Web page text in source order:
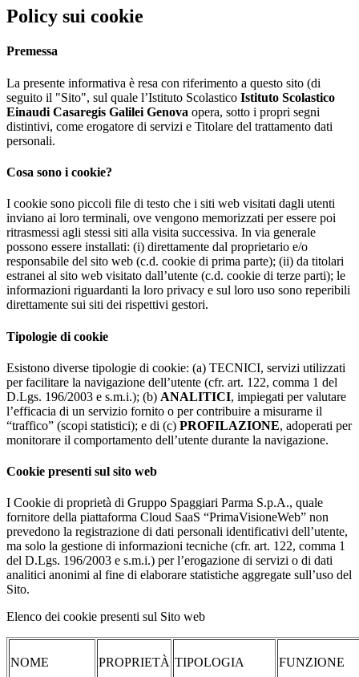
Policy sui cookie
Premessa
La presente informativa è resa con riferimento a questo sito (di
seguito il "Sito", sul quale l’Istituto Scolastico Istituto Scolastico
Einaudi Casaregis Galilei Genova opera, sotto i propri segni
distintivi, come erogatore di servizi e Titolare del trattamento dati
personali.
Cosa sono i cookie?
I cookie sono piccoli file di testo che i siti web visitati dagli utenti
inviano ai loro terminali, ove vengono memorizzati per essere poi
ritrasmessi agli stessi siti alla visita successiva. In via generale
possono essere installati: (i) direttamente dal proprietario e/o
responsabile del sito web (c.d. cookie di prima parte); (ii) da titolari
estranei al sito web visitato dall’utente (c.d. cookie di terze parti); le
informazioni riguardanti la loro privacy e sul loro uso sono reperibili
direttamente sui siti dei rispettivi gestori.
Tipologie di cookie
Esistono diverse tipologie di cookie: (a) TECNICI, servizi utilizzati
per facilitare la navigazione dell’utente (cfr. art. 122, comma 1 del
D.Lgs. 196/2003 e s.m.i.); (b) ANALITICI, impiegati per valutare
l’efficacia di un servizio fornito o per contribuire a misurarne il
“traffico” (scopi statistici); e di (c) PROFILAZIONE, adoperati per
monitorare il comportamento dell’utente durante la navigazione.
Cookie presenti sul sito web
I Cookie di proprietà di Gruppo Spaggiari Parma S.p.A., quale
fornitore della piattaforma Cloud SaaS “PrimaVisioneWeb” non
prevedono la registrazione di dati personali identificativi dell’utente,
ma solo la gestione di informazioni tecniche (cfr. art. 122, comma 1
del D.Lgs. 196/2003 e s.m.i.) per l’erogazione di servizi o di dati
analitici anonimi al fine di elaborare statistiche aggregate sull’uso del
Sito.
Elenco dei cookie presenti sul Sito web
NOME PROPRIETÀ TIPOLOGIA FUNZIONE